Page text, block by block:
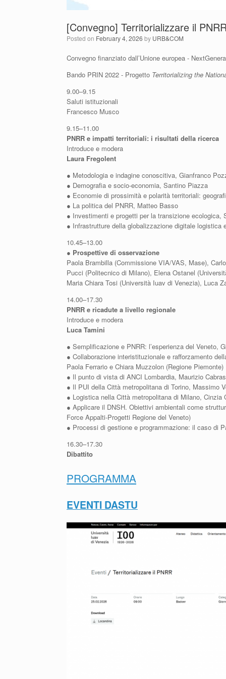
[Convegno] Territorializzare il
Posted on February 4, 2026 by URB&COM
Convegno finanziato dall’Unione europea -
Bando PRIN 2022 - Progetto Territorializing the
9.00–9.15
Saluti istituzionali
Francesco Musco
9.15–11.00
PNRR e impatti territoriali: i risultati della ricerca
Introduce e modera
Laura Fregolent
● Metodologia e indagine conoscitiva, Gianfranco
● Demografia e socio-economia, Santino Piazza
● Economie di prossimità e polarità territoriali:
● La politica del PNRR, Matteo Basso
● Investimenti e progetti per la transizione ecologica,
● Infrastrutture della globalizzazione digitale logistica
10.45–13.00
● Prospettive di osservazione
Paola Brambilla (Commissione VIA/VAS, Mase),
Pucci (Politecnico di Milano), Elena Ostanel
Maria Chiara Tosi (Università Iuav di Venezia), Luca
14.00–17.30
PNRR e ricadute a livello regionale
Introduce e modera
Luca Tamini
● Semplificazione e PNRR: l’esperienza del Veneto,
● Collaborazione interistituzionale e rafforzamento
Paola Ferrario e Chiara Muzzolon (Regione Piemonte)
● Il punto di vista di ANCI Lombardia, Maurizio
● Il PUI della Città metropolitana di Torino, Massimo
● Logistica nella Città metropolitana di Milano, Cinzia
● Applicare il DNSH. Obiettivi ambientali come
Force Appalti-Progetti Regione del Veneto)
● Processi di gestione e programmazione: il caso di
16.30–17.30
Dibattito
PROGRAMMA
EVENTI DASTU